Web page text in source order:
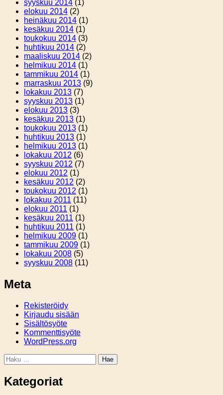
syyskuu 2014 (1)
elokuu 2014 (2)
heinäkuu 2014 (1)
kesäkuu 2014 (1)
toukokuu 2014 (3)
huhtikuu 2014 (2)
maaliskuu 2014 (2)
helmikuu 2014 (1)
tammikuu 2014 (1)
marraskuu 2013 (9)
lokakuu 2013 (7)
syyskuu 2013 (1)
elokuu 2013 (3)
kesäkuu 2013 (1)
toukokuu 2013 (1)
huhtikuu 2013 (1)
helmikuu 2013 (1)
lokakuu 2012 (6)
syyskuu 2012 (7)
elokuu 2012 (1)
kesäkuu 2012 (2)
toukokuu 2012 (1)
lokakuu 2011 (11)
elokuu 2011 (1)
kesäkuu 2011 (1)
huhtikuu 2011 (1)
helmikuu 2009 (1)
tammikuu 2009 (1)
lokakuu 2008 (5)
syyskuu 2008 (11)
Meta
Rekisteröidy
Kirjaudu sisään
Sisältösyöte
Kommenttisyöte
WordPress.org
Haku:
Kategoriat